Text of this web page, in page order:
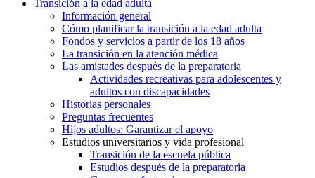
Transición a la edad adulta
Información general
Cómo planificar la transición a la edad adulta
Fondos y servicios a partir de los 18 años
La transición en la atención médica
Las amistades después de la preparatoria
Actividades recreativas para adolescentes y
adultos con discapacidades
Historias personales
Preguntas frecuentes
Hijos adultos: Garantizar el apoyo
Estudios universitarios y vida profesional
Transición de la escuela pública
Estudios después de la preparatoria